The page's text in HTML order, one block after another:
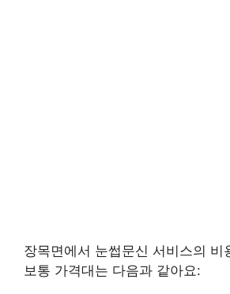
장목면에서 눈썹문신 서비스의 비
보통 가격대는 다음과 같아요: